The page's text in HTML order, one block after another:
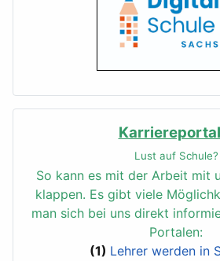
Lust auf Schule?
So kann es mit der Arbeit mit
klappen. Es gibt viele
man sich bei uns direkt
Portalen:
(1) Lehrer werden in